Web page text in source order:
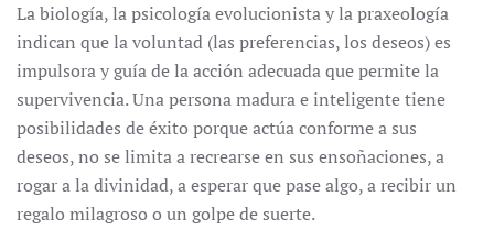
La biología, la psicología evolucionista y la praxeología
indican que la voluntad (las preferencias, los deseos) es
impulsora y guía de la acción adecuada que permite la
supervivencia. Una persona madura e inteligente tiene
posibilidades de éxito porque actúa conforme a sus
deseos, no se limita a recrearse en sus ensoñaciones, a
rogar a la divinidad, a esperar que pase algo, a recibir un
regalo milagroso o un golpe de suerte.